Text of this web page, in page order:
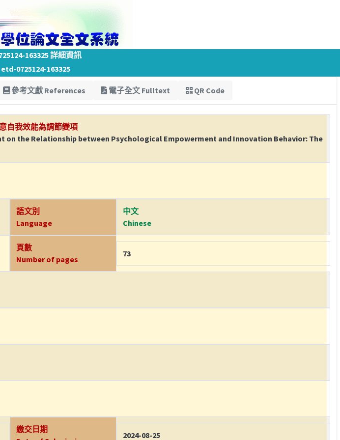
163325 詳細資訊
0725124-163325
參考文獻 References 電子全文 Fulltext QR Code
自我效能為調節變項
the Relationship between Psychological Empowerment and Innovation Behavior: The
語文別
Language
中文
Chinese
頁數
Number of pages
73
繳交日期
2024-08-25